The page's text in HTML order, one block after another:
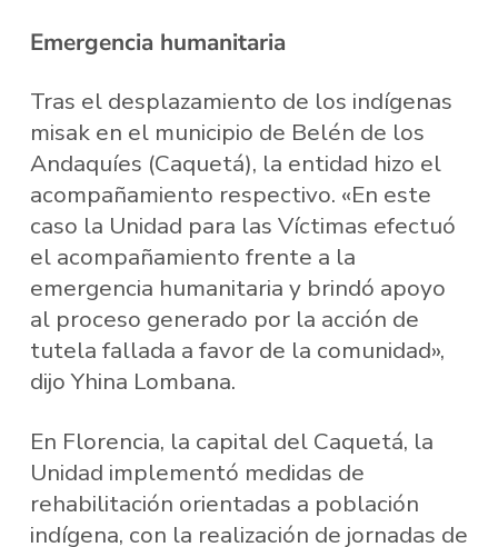
Emergencia humanitaria
Tras el desplazamiento de los indígenas
misak en el municipio de Belén de los
Andaquíes (Caquetá), la entidad hizo el
acompañamiento respectivo. «En este
caso la Unidad para las Víctimas efectuó
el acompañamiento frente a la
emergencia humanitaria y brindó apoyo
al proceso generado por la acción de
tutela fallada a favor de la comunidad»,
dijo Yhina Lombana.
En Florencia, la capital del Caquetá, la
Unidad implementó medidas de
rehabilitación orientadas a población
indígena, con la realización de jornadas de